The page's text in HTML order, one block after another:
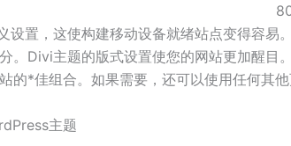
设置，这使构建移动设备就绪站点变得容
。Divi主题的版式设置使您的网站更加醒
的*佳组合。如果需要，还可以使用任何其
主题